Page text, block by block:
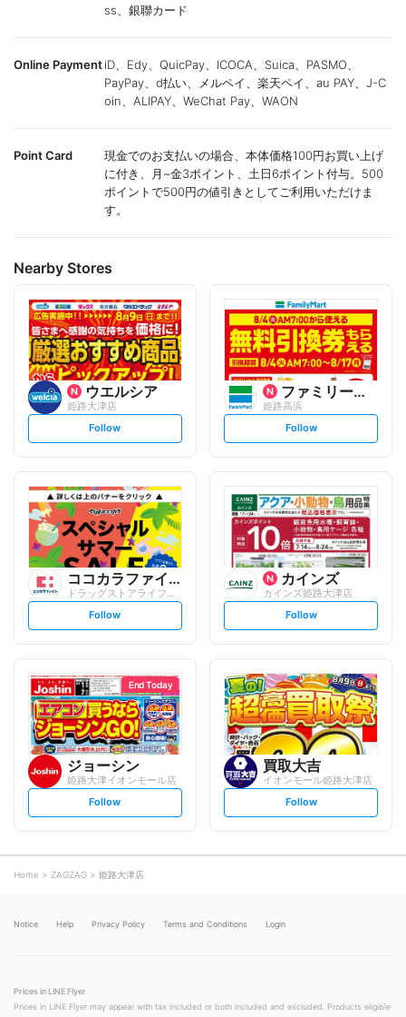
ss、銀聯カード
Online PaymentiD、Edy、QuicPay、ICOCA、Suica、PASMO、
PayPay、d払い、メルペイ、楽天ペイ、au PAY、J-C
oin、ALIPAY、WeChat Pay、WAON
Point Card
現金でのお支払いの場合、本体価格100円お買い上げ
に付き、月~金3ポイント、土日6ポイント付与。500
ポイントで500円の値引きとしてご利用いただけま
す。
Nearby Stores
ウエルシア
姫路大津店
s
t
l
o
w
Follow
ファミリーマート
姫路高浜
s
t
o
w
Follow
ココカラファイン
ドラッグストアライフォート 広畑店
s
t
l
o
w
Follow
カインズ
カインズ姫路大津店
s
t
l
o
w
Follow
End Today
ジョーシン
姫路大津イオンモール店
s
t
o
w
Follow
買取大吉
イオンモール姫路大津店
s
t
Follow
Home ZAGZAG 姫路大津店
Notice Help Privacy Policy Terms and Conditions Login
Prices in LINE Flyer
Prices in LINE Flyer may appear with tax included or both included and excluded. Products eligible